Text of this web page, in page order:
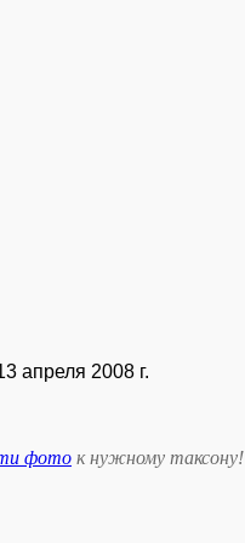
апреля 2008 г.
фото к нужному таксону!